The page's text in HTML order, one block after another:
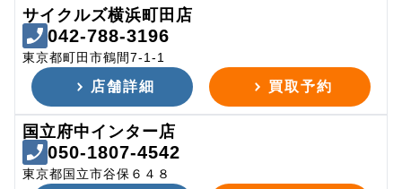
サイクルズ横浜町田店
042-788-3196
東京都町田市鶴間7-1-1
店舗詳細 買取予約
国立府中インター店
050-1807-4542
東京都国立市谷保６４８